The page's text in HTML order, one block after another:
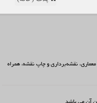
نقشه‌برداری و چاپ نقشه، همراه